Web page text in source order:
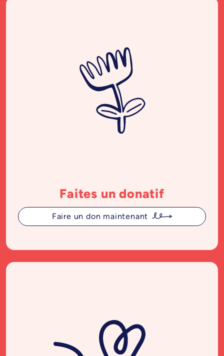
Faites un donatif
Faire un don maintenant